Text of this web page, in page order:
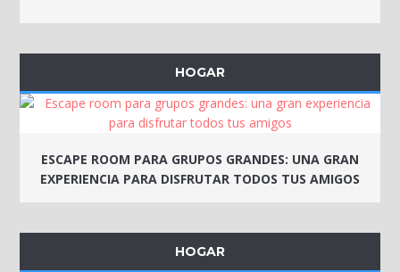
HOGAR
ESCAPE ROOM PARA GRUPOS GRANDES: UNA GRAN
EXPERIENCIA PARA DISFRUTAR TODOS TUS AMIGOS
HOGAR